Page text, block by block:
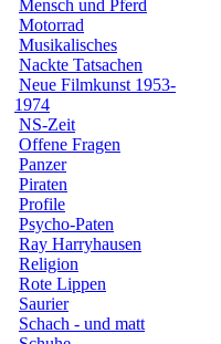
Mensch und Pferd
Motorrad
Musikalisches
Nackte Tatsachen
Neue Filmkunst 1953-
1974
NS-Zeit
Offene Fragen
Panzer
Piraten
Profile
Psycho-Paten
Ray Harryhausen
Religion
Rote Lippen
Saurier
Schach - und matt